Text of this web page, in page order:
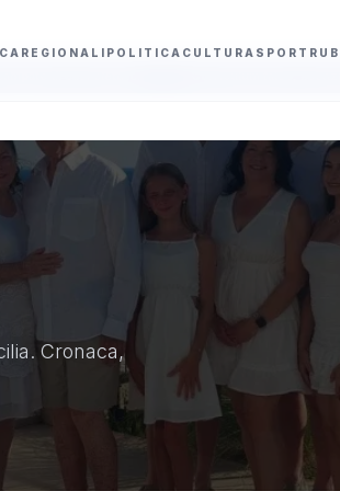
REGIONALI POLITICA CULTURA SPORT
Cronaca,